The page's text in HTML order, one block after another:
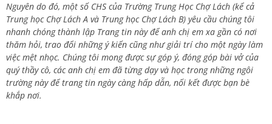
Nguyên do đó, một số CHS của Trường Trung Học Chợ Lách (kể cả
Trung học Chợ Lách A và Trung học Chợ Lách B) yêu cầu chúng tôi
nhanh chóng thành lập Trang tin này để anh chị em xa gần có nơi
thăm hỏi, trao đổi những ý kiến cũng như giải trí cho một ngày làm
việc mệt nhọc. Chúng tôi mong được sự góp ý, đóng góp bài vở của
quý thầy cô, các anh chị em đã từng dạy và học trong những ngôi
trường này để trang tin ngày càng hấp dẫn, nối kết được bạn bè
khắp nơi.